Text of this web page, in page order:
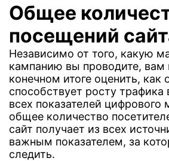
Общее
посещений
Независимо от того, какую
кампанию вы проводите, вам
конечном итоге оценить, как
способствует росту трафика
всех показателей цифрового
общее количество
сайт получает из всех
важным показателем, за
следить.